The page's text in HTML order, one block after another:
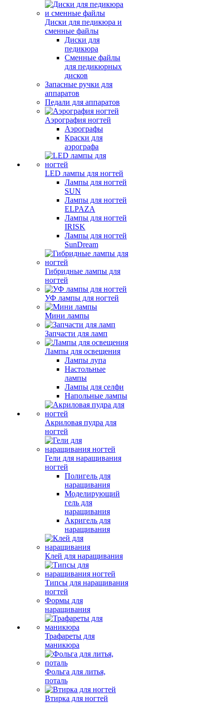
Диски для педикюра и
сменные файлы
Диски для
педикюра
Сменные файлы
для педикюрных
дисков
Запасные ручки для
аппаратов
Педали для аппаратов
Аэрография ногтей
Аэрографы
Краски для
аэрографа
LED лампы для ногтей
Лампы для ногтей
SUN
Лампы для ногтей
ELPAZA
Лампы для ногтей
IRISK
Лампы для ногтей
SunDream
Гибридные лампы для
ногтей
УФ лампы для ногтей
Мини лампы
Запчасти для ламп
Лампы для освещения
Лампы лупа
Настольные
лампы
Лампы для селфи
Напольные лампы
Акриловая пудра для
ногтей
Гели для наращивания
ногтей
Полигель для
наращивания
Моделирующий
гель для
наращивания
Акригель для
наращивания
Клей для наращивания
Типсы для наращивания
ногтей
Формы для
наращивания
Трафареты для
маникюра
Фольга для литья,
поталь
Втирка для ногтей